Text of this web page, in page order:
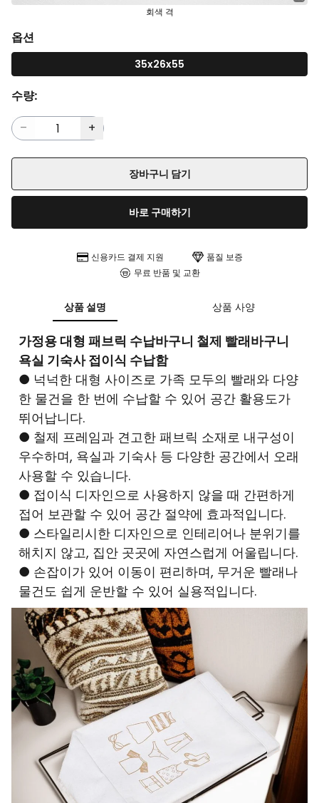
회색 격
옵션
35x26x55
수량:
장바구니 담기
바로 구매하기
신용카드 결제 지원
품질 보증
무료 반품 및 교환
상품 설명 상품 사양
가정용 대형 패브릭 수납바구니 철제 빨래바구니
욕실 기숙사 접이식 수납함
● 넉넉한 대형 사이즈로 가족 모두의 빨래와 다양
한 물건을 한 번에 수납할 수 있어 공간 활용도가
뛰어납니다.
● 철제 프레임과 견고한 패브릭 소재로 내구성이
우수하며, 욕실과 기숙사 등 다양한 공간에서 오래
사용할 수 있습니다.
● 접이식 디자인으로 사용하지 않을 때 간편하게
접어 보관할 수 있어 공간 절약에 효과적입니다.
● 스타일리시한 디자인으로 인테리어나 분위기를
해치지 않고, 집안 곳곳에 자연스럽게 어울립니다.
● 손잡이가 있어 이동이 편리하며, 무거운 빨래나
물건도 쉽게 운반할 수 있어 실용적입니다.